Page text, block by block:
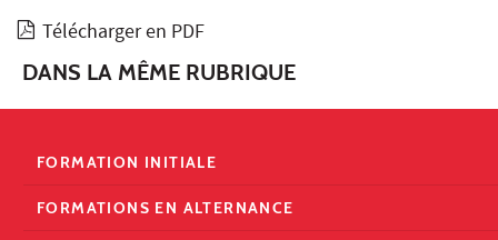
Télécharger en PDF
DANS LA MÊME RUBRIQUE
FORMATION INITIALE
FORMATIONS EN ALTERNANCE